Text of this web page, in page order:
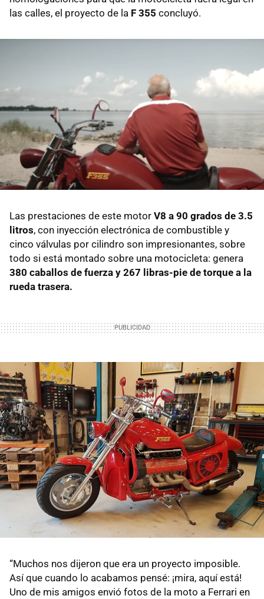
las calles, el proyecto de la F 355 concluyó.
Las prestaciones de este motor V8 a 90 grados de 3.5
litros, con inyección electrónica de combustible y
cinco válvulas por cilindro son impresionantes, sobre
todo si está montado sobre una motocicleta: genera
380 caballos de fuerza y 267 libras-pie de torque a la
rueda trasera.
“Muchos nos dijeron que era un proyecto imposible.
Así que cuando lo acabamos pensé: ¡mira, aquí está!
Uno de mis amigos envió fotos de la moto a Ferrari en